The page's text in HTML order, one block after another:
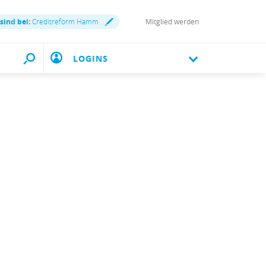
bei:Creditreform Hamm Mitglied werden
LOGINS